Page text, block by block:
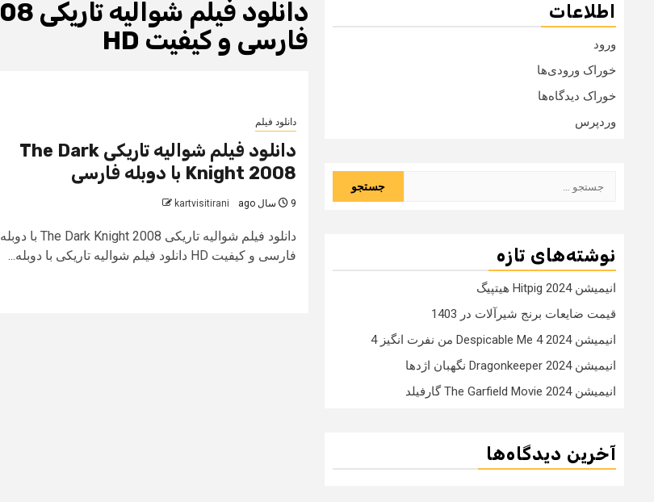
فارسی و کیفیت HD
دانلود فیلم
دانلود فیلم شوالیه تاریکی The Dark
Knight 2008 با دوبله فارسی
9 سال ago kartvisitirani
دانلود فیلم شوالیه تاریکی The Dark Knight 2008 با دوبله
فارسی و کیفیت HD دانلود فیلم شوالیه تاریکی با دوبله...
اطلاعات
ورود
خوراک ورودی‌ها
خوراک دیدگاه‌ها
وردپرس
نوشته‌های تازه
انیمیشن Hitpig 2024 هیتپیگ
قیمت ضایعات برنج شیرآلات در 1403
انیمیشن Despicable Me 4 2024 من نفرت انگیز 4
انیمیشن Dragonkeeper 2024 نگهبان اژدها
انیمیشن The Garfield Movie 2024 گارفیلد
آخرین دیدگاه‌ها